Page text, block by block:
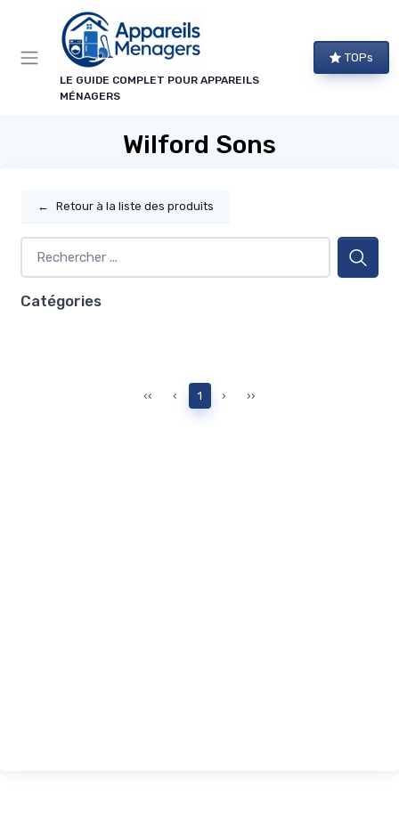
LE GUIDE COMPLET POUR APPAREILS
MÉNAGERS
TOPs
Wilford Sons
← Retour à la liste des produits
Catégories
‹‹ ‹ 1 › ››
Panneau de gestion des cookies